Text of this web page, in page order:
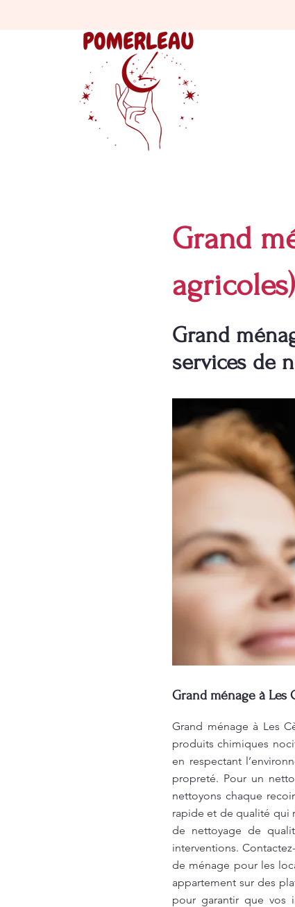
Grand
agricoles)
Grand
services de
Grand ménage à Les
Grand ménage à Les
produits chimiques
en respectant
propreté. Pour un
nettoyons chaque
rapide et de qualité qui
de nettoyage de
interventions.
de ménage pour les
appartement sur des
pour garantir que vos